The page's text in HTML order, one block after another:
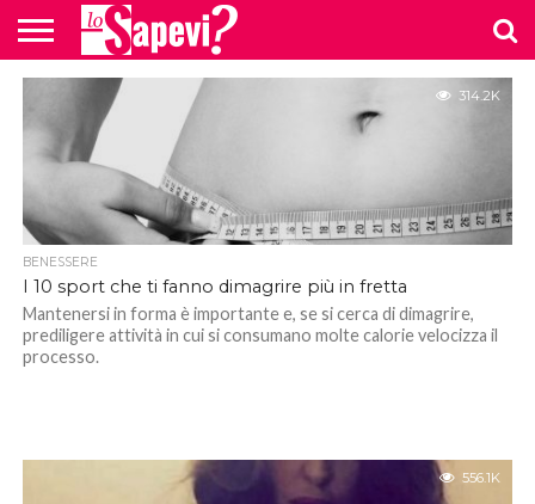
CURIOSITÀ
BENESSERE
PRODOTTI
AMAZON
CUCINA
314.2K
BENESSERE
I 10 sport che ti fanno dimagrire più in fretta
Mantenersi in forma è importante e, se si cerca di dimagrire,
prediligere attività in cui si consumano molte calorie velocizza il
processo.
556.1K